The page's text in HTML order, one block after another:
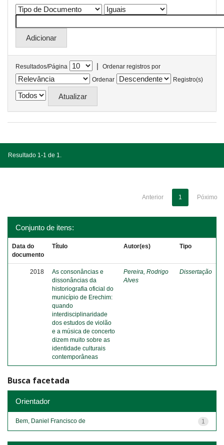
Resultados/Página |
Ordenar registros por
Ordenar
Registro(s)
Resultado 1-1 de 1.
Anterior 1 Póximo
Conjunto de itens:
Data do
documento
Título Autor(es) Tipo
2018
As consonâncias e
dissonâncias da
historiografia oficial do
município de Erechim:
quando
interdisciplinaridade
dos estudos de violão
e a música de concerto
dizem muito sobre as
identidade culturais
contemporâneas
Pereira, Rodrigo
Alves
Dissertação
Busca facetada
Orientador
1
Bem, Daniel Francisco de